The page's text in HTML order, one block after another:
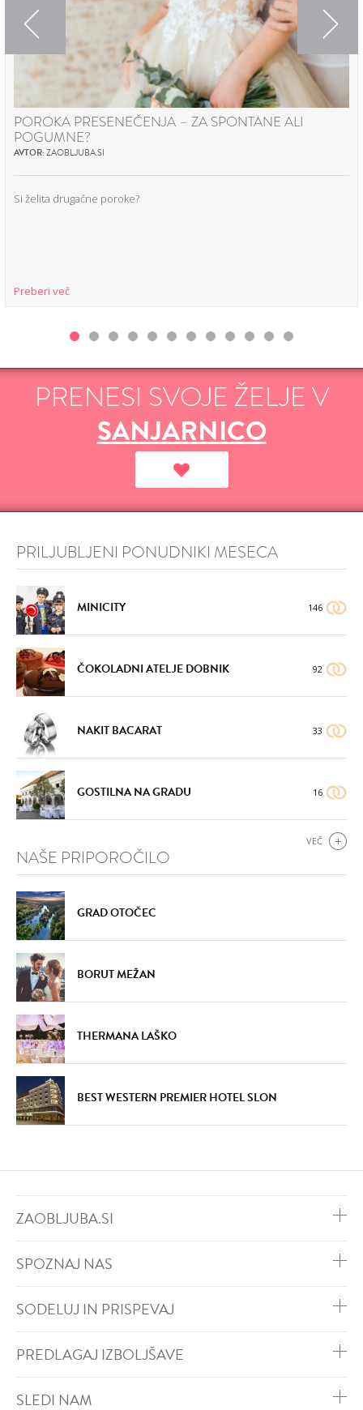
Previous
POROKA PRESENEČENJA – ZA SPONTANE ALI
POGUMNE?
AVTOR:ZAOBLJUBA.SI
Si želita drugačne poroke?
Preberi več
Next
PRENESI SVOJE ŽELJE V
SANJARNICO
PRILJUBLJENI PONUDNIKI MESECA
MINICITY 146
ČOKOLADNI ATELJE DOBNIK 92
NAKIT BACARAT 33
GOSTILNA NA GRADU 16
VEČ
NAŠE PRIPOROČILO
GRAD OTOČEC
BORUT MEŽAN
THERMANA LAŠKO
BEST WESTERN PREMIER HOTEL SLON
ZAOBLJUBA.SI
SPOZNAJ NAS
SODELUJ IN PRISPEVAJ
PREDLAGAJ IZBOLJŠAVE
SLEDI NAM